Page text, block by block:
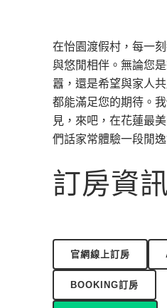
在怡園渡假村，每一
與悠閒相伴。無論您
囂，還是希望與家人
都能滿足您的期待。
見，來吧，在花蓮最
們話家常體驗一段閒
訂房資訊
官網線上訂房
BOOKING訂房